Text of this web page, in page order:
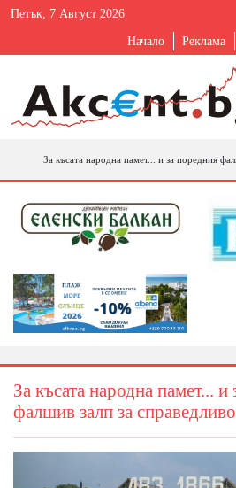
Петък, 7 Август 2026
Начало Реклама
За късата народна памет... и за поредния
За късата народна памет... и
фалшив залп за